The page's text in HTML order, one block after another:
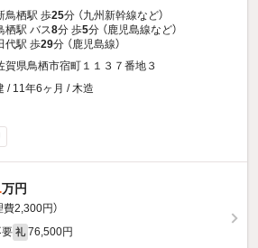
鳥栖駅 歩25分 （九州新幹線など）
栖駅 バス8分 歩5分 （鹿児島線など）
代駅 歩29分 （鹿児島線）
賀県鳥栖市宿町１１３７番地３
/ 11年6ヶ月 / 木造
万円
費2,300円）
要 礼 76,500円